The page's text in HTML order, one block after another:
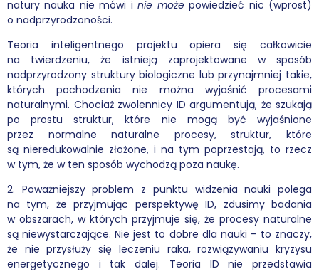
natury nauka nie mówi inie możepowiedzieć nic (wprost)
o nadprzyrodzoności.
Teoria inteligentnego projektu opiera się całkowicie
na twierdzeniu, że istnieją zaprojektowane w sposób
nadprzyrodzony struktury biologiczne lub przynajmniej takie,
których pochodzenia nie można wyjaśnić procesami
naturalnymi. Chociaż zwolennicy ID argumentują, że szukają
po prostu struktur, które nie mogą być wyjaśnione
przez normalne naturalne procesy, struktur, które
są nieredukowalnie złożone, i na tym poprzestają, to rzecz
w tym, że w ten sposób wychodzą poza naukę.
2. Poważniejszy problem z punktu widzenia nauki polega
na tym, że przyjmując perspektywę ID, zdusimy badania
w obszarach, w których przyjmuje się, że procesy naturalne
są niewystarczające. Nie jest to dobre dla nauki – to znaczy,
że nie przysłuży się leczeniu raka, rozwiązywaniu kryzysu
energetycznego i tak dalej. Teoria ID nie przedstawia